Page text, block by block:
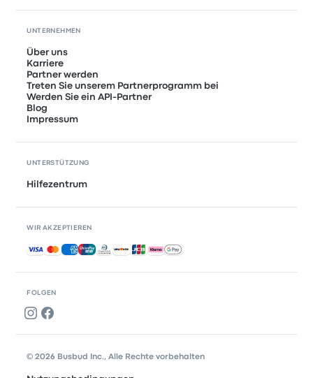
FOLGEN
UNTERNEHMEN
Über uns
Karriere
Partner werden
Treten Sie unserem Partnerprogramm bei
Werden Sie ein API-Partner
Blog
Impressum
UNTERSTÜTZUNG
Hilfezentrum
WIR AKZEPTIEREN
Akzeptierte Zahlungsmethoden
© 2026 Busbud Inc., Alle Rechte vorbehalten